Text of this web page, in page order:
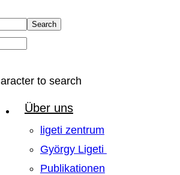
Search
to search
Über uns
ligeti zentrum
György Ligeti
Publikationen